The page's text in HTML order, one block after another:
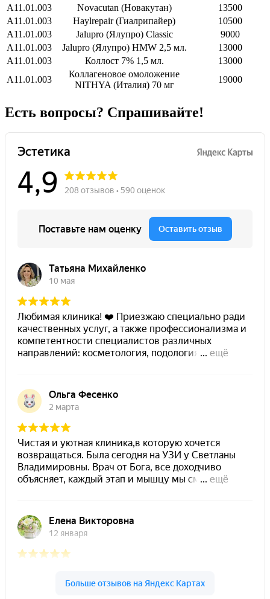
А11.01.003
Novacutan (Новакутан)
13500
А11.01.003
Haylrepair (Гиалрипайер)
10500
А11.01.003
Jalupro (Ялупро) Classic
9000
А11.01.003
Jalupro (Ялупро) HMW 2,5 мл.
13000
А11.01.003
Коллост 7% 1,5 мл.
13000
А11.01.003
Коллагеновое омоложение
NITHYA (Италия) 70 мг
19000
Есть вопросы? Спрашивайте!